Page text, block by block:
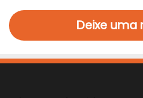
Deixe uma